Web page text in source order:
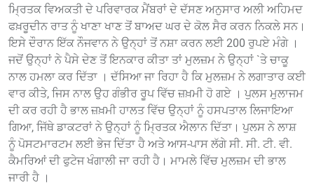
ਮ੍ਰਿਤਕ ਵਿਅਕਤੀ ਦੇ ਪਰਿਵਾਰਕ ਮੈਂਬਰਾਂ ਦੇ ਦੱਸਣ ਅਨੁਸਾਰ ਅਲੀ ਅਹਿਮਦ
ਫਖ਼ਰੂਦੀਨ ਰਾਤ ਨੂੰ ਖਾਣਾ ਖਾਣ ਤੋਂ ਬਾਅਦ ਘਰ ਦੇ ਕੋਲ ਸੈਰ ਕਰਨ ਨਿਕਲੇ ਸਨ।
ਇਸੇ ਦੌਰਾਨ ਇੱਕ ਨੌਜਵਾਨ ਨੇ ਉਨ੍ਹਾਂ ਤੋਂ ਨਸ਼ਾ ਕਰਨ ਲਈ 200 ਰੁਪਏ ਮੰਗੇ ।
ਜਦੋਂ ਉਨ੍ਹਾਂ ਨੇ ਪੈਸੇ ਦੇਣ ਤੋਂ ਇਨਕਾਰ ਕੀਤਾ ਤਾਂ ਮੁਲਜ਼ਮ ਨੇ ਉਨ੍ਹਾਂ `ਤੇ ਚਾਕੂ
ਨਾਲ ਹਮਲਾ ਕਰ ਦਿੱਤਾ । ਦੱਸਿਆ ਜਾ ਰਿਹਾ ਹੈ ਕਿ ਮੁਲਜ਼ਮ ਨੇ ਲਗਾਤਾਰ ਕਈ
ਵਾਰ ਕੀਤੇ, ਜਿਸ ਨਾਲ ਉਹ ਗੰਭੀਰ ਰੂਪ ਵਿੱਚ ਜ਼ਖ਼ਮੀ ਹੋ ਗਏ । ਪੁਲਸ ਮੁਲਾਜਮ
ਦੀ ਕਰ ਰਹੀ ਹੈ ਭਾਲ ਜ਼ਖ਼ਮੀ ਹਾਲਤ ਵਿੱਚ ਉਨ੍ਹਾਂ ਨੂੰ ਹਸਪਤਾਲ ਲਿਜਾਇਆ
ਗਿਆ, ਜਿੱਥੇ ਡਾਕਟਰਾਂ ਨੇ ਉਨ੍ਹਾਂ ਨੂੰ ਮ੍ਰਿਤਕ ਐਲਾਨ ਦਿੱਤਾ। ਪੁਲਸ ਨੇ ਲਾਸ਼
ਨੂੰ ਪੋਸਟਮਾਰਟਮ ਲਈ ਭੇਜ ਦਿੱਤਾ ਹੈ ਅਤੇ ਆਸ-ਪਾਸ ਲੱਗੇ ਸੀ. ਸੀ. ਟੀ. ਵੀ.
ਕੈਮਰਿਆਂ ਦੀ ਫੁਟੇਜ ਖੰਗਾਲੀ ਜਾ ਰਹੀ ਹੈ। ਮਾਮਲੇ ਵਿੱਚ ਮੁਲਜ਼ਮ ਦੀ ਭਾਲ
ਜਾਰੀ ਹੈ ।